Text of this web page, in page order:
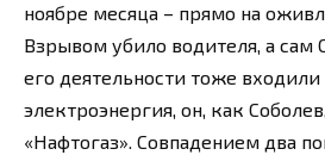
ноябре месяца – прямо на
Взрывом убило водителя, а сам
его деятельности тоже входили
электроэнергия, он, как
«Нафтогаз». Совпадением два